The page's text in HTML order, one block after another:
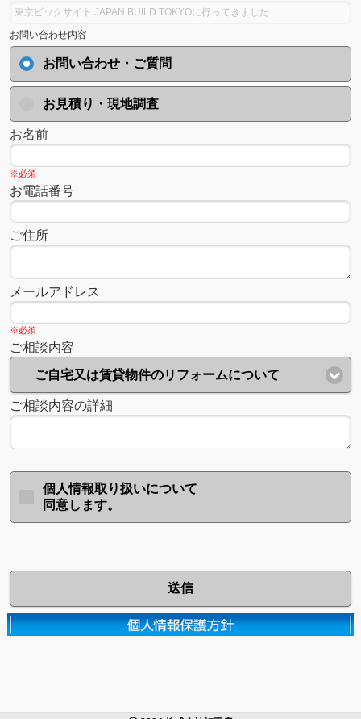
お問い合わせ内容
お問い合わせ・ご質問
お見積り・現地調査
お名前
※必須
お電話番号
ご住所
メールアドレス
※必須
ご相談内容
ご自宅又は賃貸物件のリフォームについて
ご相談内容の詳細
個人情報取り扱いについて
同意します。
送信